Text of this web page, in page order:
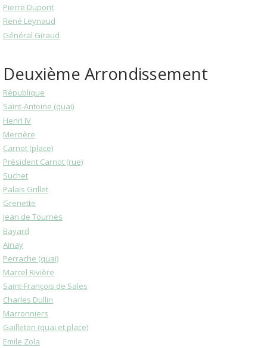
Pierre Dupont
René Leynaud
Général Giraud
Deuxième Arrondissement
République
Saint-Antoine (quai)
Henri IV
Mercière
Carnot (place)
Président Carnot (rue)
Suchet
Palais Grillet
Grenette
Jean de Tournes
Bayard
Ainay
Perrache (quai)
Marcel Rivière
Saint-François de Sales
Charles Dullin
Marronniers
Gailleton (quai et place)
Emile Zola